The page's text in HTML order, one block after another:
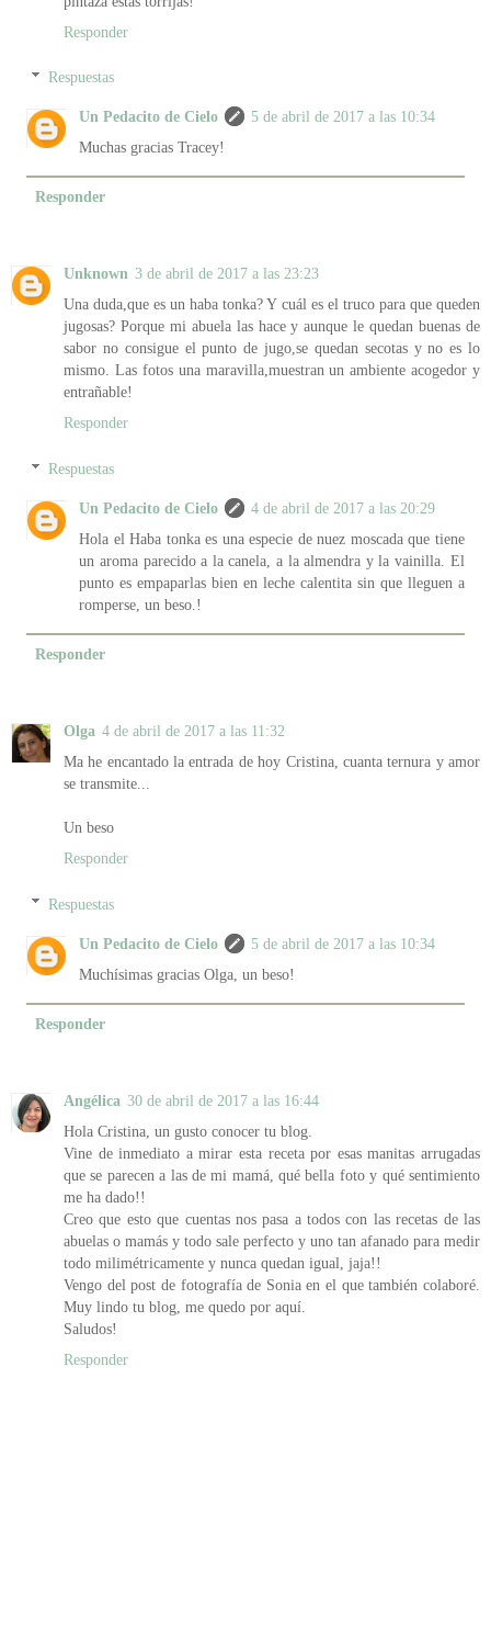
Responder
Respuestas
Un Pedacito de Cielo
5 de abril de 2017 a las 10:34
Muchas gracias Tracey!
Responder
Unknown 3 de abril de 2017 a las 23:23
Una duda,que es un haba tonka? Y cuál es el truco para que queden
jugosas? Porque mi abuela las hace y aunque le quedan buenas de
sabor no consigue el punto de jugo,se quedan secotas y no es lo
mismo. Las fotos una maravilla,muestran un ambiente acogedor y
entrañable!
Responder
Respuestas
Un Pedacito de Cielo
4 de abril de 2017 a las 20:29
Hola el Haba tonka es una especie de nuez moscada que tiene
un aroma parecido a la canela, a la almendra y la vainilla. El
punto es empaparlas bien en leche calentita sin que lleguen a
romperse, un beso.!
Responder
Olga 4 de abril de 2017 a las 11:32
Ma he encantado la entrada de hoy Cristina, cuanta ternura y amor
se transmite...
Un beso
Responder
Respuestas
Un Pedacito de Cielo
5 de abril de 2017 a las 10:34
Muchísimas gracias Olga, un beso!
Responder
Angélica 30 de abril de 2017 a las 16:44
Hola Cristina, un gusto conocer tu blog.
Vine de inmediato a mirar esta receta por esas manitas arrugadas
que se parecen a las de mi mamá, qué bella foto y qué sentimiento
me ha dado!!
Creo que esto que cuentas nos pasa a todos con las recetas de las
abuelas o mamás y todo sale perfecto y uno tan afanado para medir
todo milimétricamente y nunca quedan igual, jaja!!
Vengo del post de fotografía de Sonia en el que también colaboré.
Muy lindo tu blog, me quedo por aquí.
Saludos!
Responder